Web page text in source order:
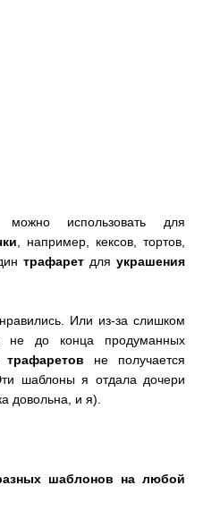
использовать для
, например, кексов, тортов,
трафарет дляукрашения
Или из-за слишком
не до конца продуманных
трафаретов не получается
шаблоны я отдала дочери
довольна, и я).
шаблонов на любой